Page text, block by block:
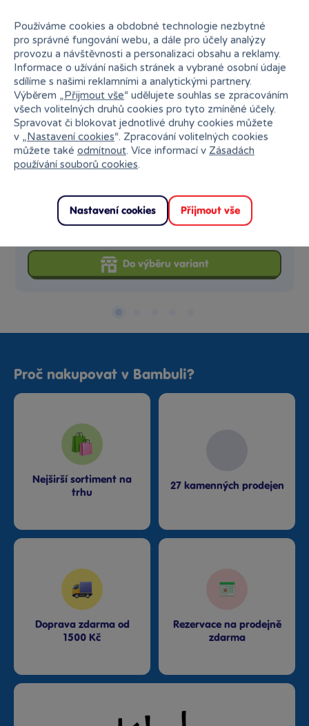
1 x
Flexi Monster Super hrdinové
199 Kč
Do výběru variant
Proč nakupovat v Bambuli?
Nejširší sortiment na
trhu
27 kamenných prodejen
Doprava zdarma od
1500 Kč
Rezervace na prodejně
zdarma
Používáme cookies a obdobné technologie nezbytné
pro správné fungování webu, a dále pro účely analýzy
provozu a návštěvnosti a personalizaci obsahu a reklamy.
Informace o užívání našich stránek a vybrané osobní údaje
sdílíme s našimi reklamními a analytickými partnery.
Výběrem „Přijmout vše“ udělujete souhlas se zpracováním
všech volitelných druhů cookies pro tyto zmíněné účely.
Spravovat či blokovat jednotlivé druhy cookies můžete
v „Nastavení cookies“. Zpracování volitelných cookies
můžete také odmítnout. Více informací v Zásadách
používání souborů cookies.
Nastavení cookies Přijmout vše